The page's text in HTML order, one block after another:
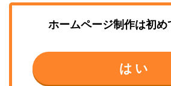
ホームページ制作は初め
はい